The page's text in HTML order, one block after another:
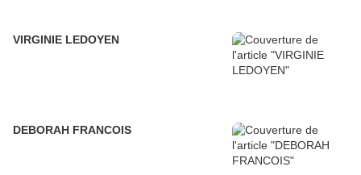
VIRGINIE LEDOYEN
DEBORAH FRANCOIS